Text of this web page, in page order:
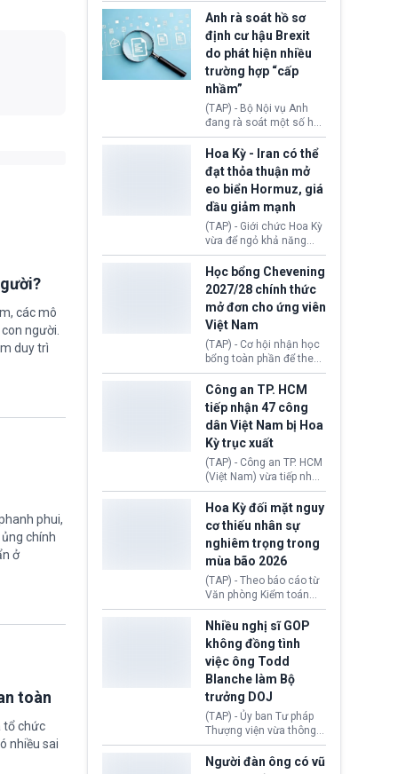
các mô
người.
duy trì
phui,
chính
ở
toàn
tổ chức
nhiều sai
da Silva đang leo thang
gay gắt.
Zealand đang mở ra
thêm cơ hội cho nhiều
người muốn định cư. Từ
nay, người mắc viêm
gan B hoặc viêm gan C
sẽ không còn bị mặc
định không đáp ứng tiêu
chuẩn sức khỏe chỉ vì
chi phí điều trị khi nộp hồ
Anh rà soát hồ sơ
định cư hậu Brexit
do phát hiện nhiều
trường hợp “cấp
nhầm”
(TAP) - Bộ Nội vụ Anh
đang rà soát một số hồ
sơ thuộc Chương trình
Định cư EU (EU
Settlement Scheme -
EUSS) sau khi xác định
có trường hợp được cấp
quy chế cư trú hậu
Brexit “do nhầm lẫn”.
Động thái này làm dấy
lên lo ngại về việc thực
thi Thỏa thuận Rút khỏi
Liên minh châu Âu
(Withdrawal
Agreement).
Hoa Kỳ - Iran có thể
đạt thỏa thuận mở
eo biển Hormuz, giá
dầu giảm mạnh
(TAP) - Giới chức Hoa Kỳ
vừa để ngỏ khả năng
sớm đạt thỏa thuận với
Iran nhằm mở lại eo biển
Hormuz, mở đường cho
việc khôi phục hoạt
động hàng hải. Những
tín hiệu ngoại giao tích
cực này lập tức tác động
đến thị trường năng
lượng, kéo giá dầu thế
giới lùi sâu xuống dưới
mức 80 USD/thùng.
Học bổng Chevening
2027/28 chính thức
mở đơn cho ứng viên
Việt Nam
(TAP) - Cơ hội nhận học
bổng toàn phần để theo
học chương trình thạc sĩ
tại Vương quốc Anh đã
chính thức quay trở lại.
Học bổng Chevening
2027/28 của Chính phủ
Anh vừa mở cổng ứng
tuyển dành riêng ứng
viên Việt Nam, hỗ trợ
toàn bộ chi phí học tập
cùng nhiều quyền lợi
trong suốt một năm
học.
Công an TP. HCM
tiếp nhận 47 công
dân Việt Nam bị Hoa
Kỳ trục xuất
(TAP) - Công an TP. HCM
(Việt Nam) vừa tiếp nhận
47 công dân Việt Nam bị
Hoa Kỳ trục xuất về
nước. Đây là đợt có số
lượng lớn nhất từ đầu
năm 2026 đến nay, phản
ánh xu hướng gia tăng
các trường hợp trục
xuất.
Hoa Kỳ đối mặt nguy
cơ thiếu nhân sự
nghiêm trọng trong
mùa bão 2026
(TAP) - Theo báo cáo từ
Văn phòng Kiểm toán
Chính phủ (GAO), Cơ
quan Quản lý Khẩn cấp
Liên bang (FEMA) thuộc
Bộ An ninh Nội địa Hoa
Kỳ (DHS) đang đối mặt
nguy cơ thiếu hụt lực
lượng trầm trọng. Điều
này cần được đặc biệt
chú ý bởi nếu các siêu
bão đổ bộ Hoa Kỳ ở nửa
lượng ứng phó “mỏng”
Nhiều nghị sĩ GOP
không đồng tình
việc ông Todd
Blanche làm Bộ
trưởng DOJ
(TAP) - Ủy ban Tư pháp
Thượng viện vừa thông
qua đề cử ông Todd
Blanche làm Bộ trưởng
Người đàn ông có vũ